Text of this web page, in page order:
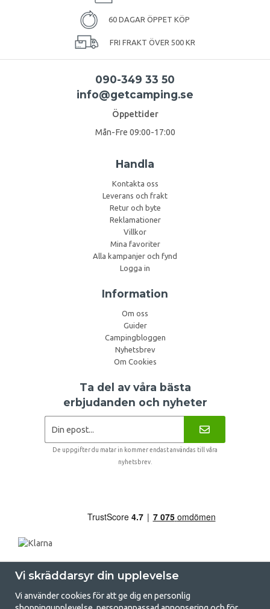
60 DAGAR ÖPPET KÖP
FRI FRAKT ÖVER 500 KR
090-349 33 50
info@getcamping.se
Öppettider
Mån-Fre 09:00-17:00
Handla
Kontakta oss
Leverans och frakt
Retur och byte
Reklamationer
Villkor
Mina favoriter
Alla kampanjer och fynd
Logga in
Information
Om oss
Guider
Campingbloggen
Nyhetsbrev
Om Cookies
Ta del av våra bästa
erbjudanden och nyheter
De uppgifter du matar in kommer endast användas till våra
nyhetsbrev.
Vi skräddarsyr din upplevelse
Vi använder cookies för att ge dig en personlig